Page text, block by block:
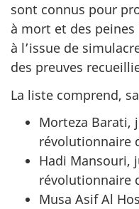
sont connus pour
à mort et des peines
à l’issue de
des preuves
La liste comprend,
Morteza Barati,
révolutionnaire
Hadi Mansouri,
révolutionnaire
Musa Asif Al